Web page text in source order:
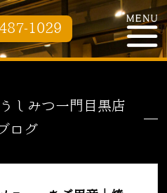
1029
しみつ一門目黒店
ログ